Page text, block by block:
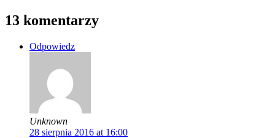
13 komentarzy
Odpowiedz
Unknown
28 sierpnia 2016 at 16:00